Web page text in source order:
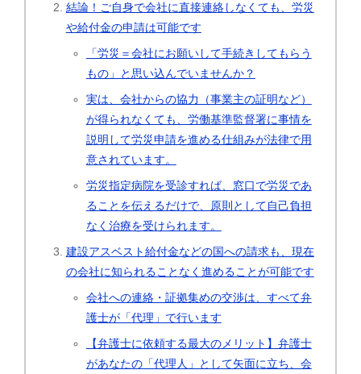
結論！ご自身で会社に直接連絡しなくても、労災
や給付金の申請は可能です
「労災＝会社にお願いして手続きしてもらう
もの」と思い込んでいませんか？
実は、会社からの協力（事業主の証明など）
が得られなくても、労働基準監督署に事情を
説明して労災申請を進める仕組みが法律で用
意されています。
労災指定病院を受診すれば、窓口で労災であ
ることを伝えるだけで、原則として自己負担
なく治療を受けられます。
建設アスベスト給付金などの国への請求も、現在
の会社に知られることなく進めることが可能です
会社への連絡・証拠集めの交渉は、すべて弁
護士が「代理」で行います
【弁護士に依頼する最大のメリット】弁護士
があなたの「代理人」として矢面に立ち、会